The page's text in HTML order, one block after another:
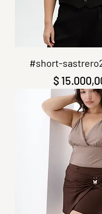
#short-
Precio
$